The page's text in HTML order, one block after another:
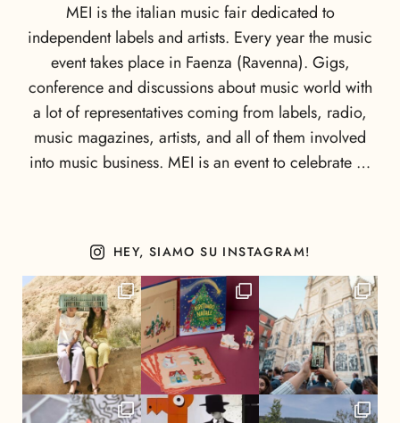
MEI is the italian music fair dedicated to
independent labels and artists. Every year the music
event takes place in Faenza (Ravenna). Gigs,
conference and discussions about music world with
a lot of representatives coming from labels, radio,
music magazines, artists, and all of them involved
into music business. MEI is an event to celebrate …
HEY, SIAMO SU INSTAGRAM!